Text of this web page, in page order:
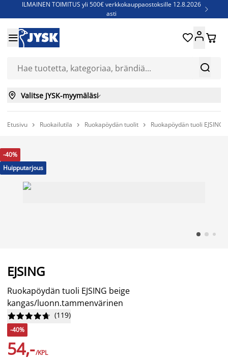
ILMAINEN TOIMITUS yli 500€ verkkokauppaostoksille 12.8.2026
asti

Jenkkisänkyjä - Säästä jopa 60%


 
 Valitse JYSK-myymäläsi
Etusivu  Ruokailutila  Ruokapöydän tuolit  Ruokapöydän tuoli
-40%
Huipputarjous
EJSING
Ruokapöydän tuoli EJSING beige
kangas/luonn.tammenvärinen





 (119)
-40%
54,-/KPL